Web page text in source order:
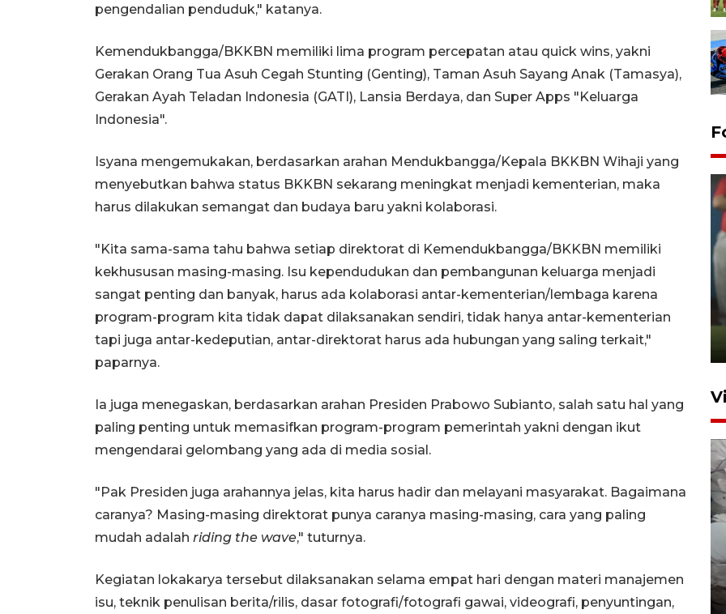
pengendalian penduduk," katanya.
Kemendukbangga/BKKBN memiliki lima program percepatan atau quick wins, yakni
Gerakan Orang Tua Asuh Cegah Stunting (Genting), Taman Asuh Sayang Anak (Tamasya),
Gerakan Ayah Teladan Indonesia (GATI), Lansia Berdaya, dan Super Apps "Keluarga
Indonesia".
Isyana mengemukakan, berdasarkan arahan Mendukbangga/Kepala BKKBN Wihaji yang
menyebutkan bahwa status BKKBN sekarang meningkat menjadi kementerian, maka
harus dilakukan semangat dan budaya baru yakni kolaborasi.
"Kita sama-sama tahu bahwa setiap direktorat di Kemendukbangga/BKKBN memiliki
kekhususan masing-masing. Isu kependudukan dan pembangunan keluarga menjadi
sangat penting dan banyak, harus ada kolaborasi antar-kementerian/lembaga karena
program-program kita tidak dapat dilaksanakan sendiri, tidak hanya antar-kementerian
tapi juga antar-kedeputian, antar-direktorat harus ada hubungan yang saling terkait,"
paparnya.
Ia juga menegaskan, berdasarkan arahan Presiden Prabowo Subianto, salah satu hal yang
paling penting untuk memasifkan program-program pemerintah yakni dengan ikut
mengendarai gelombang yang ada di media sosial.
"Pak Presiden juga arahannya jelas, kita harus hadir dan melayani masyarakat. Bagaimana
caranya? Masing-masing direktorat punya caranya masing-masing, cara yang paling
mudah adalah riding the wave," tuturnya.
Kegiatan lokakarya tersebut dilaksanakan selama empat hari dengan materi manajemen
isu, teknik penulisan berita/rilis, dasar fotografi/fotografi gawai, videografi, penyuntingan,
ANTARA Babel-Kanwil
KemenHAM Babel Jalin Kerja
Sama
22 Juni 2026 16:35
kekeringan
30 Juli 2026 18:52